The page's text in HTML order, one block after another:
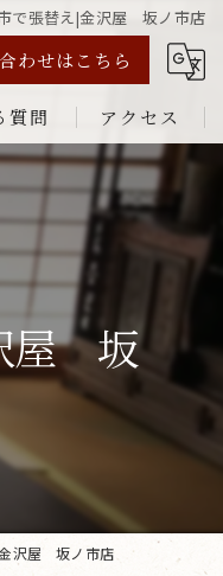
で張替え|金沢屋 坂ノ市店
わせはこちら
質問 アクセス
屋 坂
金沢屋 坂ノ市店